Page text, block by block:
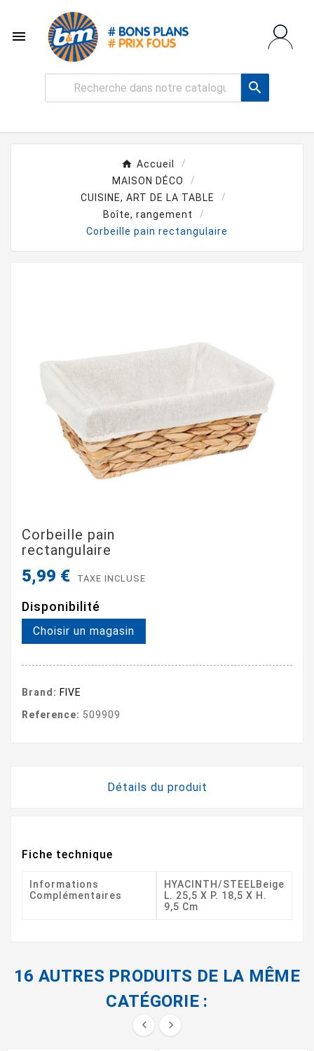


Accueil
MAISON DÉCO
CUISINE, ART DE LA TABLE
Boîte, rangement
Corbeille pain rectangulaire
Corbeille pain
rectangulaire
5,99 € TAXE INCLUSE
Disponibilité
Choisir un magasin
Brand: FIVE
Reference: 509909
Détails du produit
Fiche technique
Informations
Complémentaires
HYACINTH/STEELBeige
L. 25,5 X P. 18,5 X H.
9,5 Cm
16 AUTRES PRODUITS DE LA MÊME
CATÉGORIE :
 